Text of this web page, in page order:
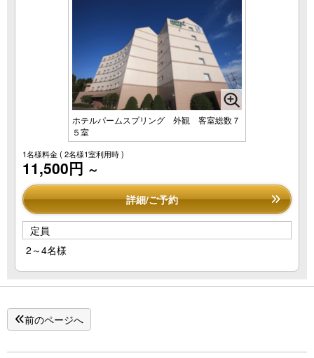
ホテルパームスプリング 外観 客室総数７
５室
1名様料金( 2名様1室利用時 )
11,500円 ～
詳細/ご予約
定員
2～4名様
前のページへ